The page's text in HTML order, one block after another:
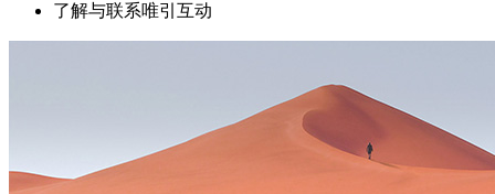
了解与联系唯引互动